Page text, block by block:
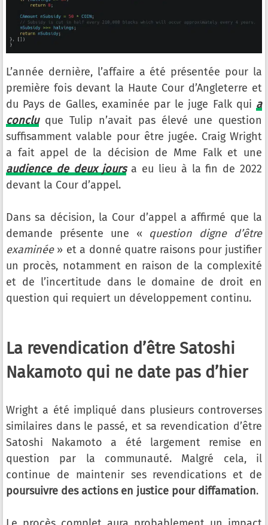
L’année dernière, l’affaire a été présentée pour la
première fois devant la Haute Cour d’Angleterre et
du Pays de Galles, examinée par le juge Falk qui a
concluque Tulip n’avait pas élevé une question
suffisamment valable pour être jugée. Craig Wright
a fait appel de la décision de Mme Falk et une
audience de deux joursa eu lieu à la fin de 2022
devant la Cour d’appel.
Dans sa décision, la Cour d’appel a affirmé que la
demande présente une « question digne d’être
examinée» et a donné quatre raisons pour justifier
un procès, notamment en raison de la complexité
et de l’incertitude dans le domaine de droit en
question qui requiert un développement continu.
La revendication d’être Satoshi
Nakamoto qui ne date pas d’hier
Wright a été impliqué dans plusieurs controverses
similaires dans le passé, et sa revendication d’être
Satoshi Nakamoto a été largement remise en
question par la communauté. Malgré cela, il
continue de maintenir ses revendications et de
poursuivre des actions en justice pour diffamation.